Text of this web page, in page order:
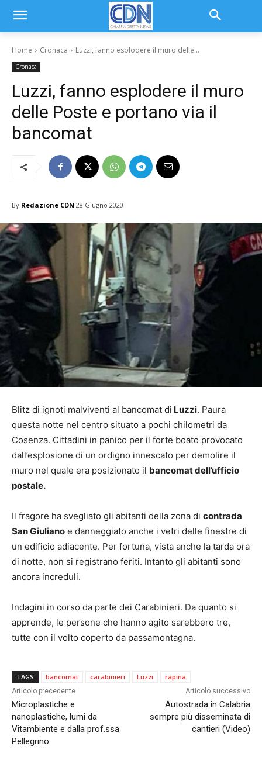
Home Cronaca Luzzi, fanno esplodere il muro delle...
Cronaca
Luzzi, fanno esplodere il muro
delle Poste e portano via il
bancomat
By Redazione CDN 28 Giugno 2020
Blitz di ignoti malviventi al bancomat di Luzzi. Paura
questa notte nel centro situato a pochi chilometri da
Cosenza. Cittadini in panico per il forte boato provocato
dall’esplosione di un ordigno innescato per demolire il
muro nel quale era posizionato il bancomat dell’ufficio
postale.
Il fragore ha svegliato gli abitanti della zona di contrada
San Giuliano e danneggiato anche i vetri delle finestre di
un edificio adiacente. Per fortuna, vista anche la tarda ora
di notte, non si registrano feriti. Intanto gli abitanti sono
ancora increduli.
Indagini in corso da parte dei Carabinieri. Da quanto si
apprende, le persone che hanno agito sarebbero tre,
tutte con il volto coperto da passamontagna.
TAGS bancomat carabinieri Luzzi rapina
Articolo precedente
Microplastiche e
nanoplastiche, lumi da
Vitambiente e dalla prof.ssa
Pellegrino
Articolo successivo
Autostrada in Calabria
sempre più disseminata di
cantieri (Video)